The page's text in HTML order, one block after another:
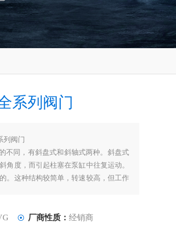
系列阀门
列阀门
不同，有斜盘式和斜轴式两种。斜盘式
角度，而引起柱塞在泵缸中往复运动。
。这种结构较简单，转速较高，但工作
厂商性质： 经销商